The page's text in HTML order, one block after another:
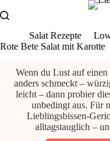
Inhalt
Salat Rezepte
Rote Bete Salat mit Karotte
Wenn du Lust auf einen
anders schmeckt –
leicht – dann probier
unbedingt aus. Für
Lieblingsbissen-
alltagstauglich –